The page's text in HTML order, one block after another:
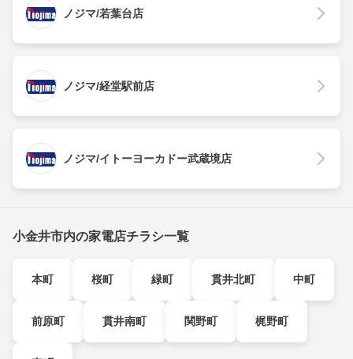
ノジマ/若葉台店
ノジマ/経堂駅前店
ノジマ/イトーヨーカドー武蔵境店
小金井市内の家電店チラシ一覧
本町 桜町 緑町 貫井北町 中町
前原町 貫井南町 関野町 梶野町